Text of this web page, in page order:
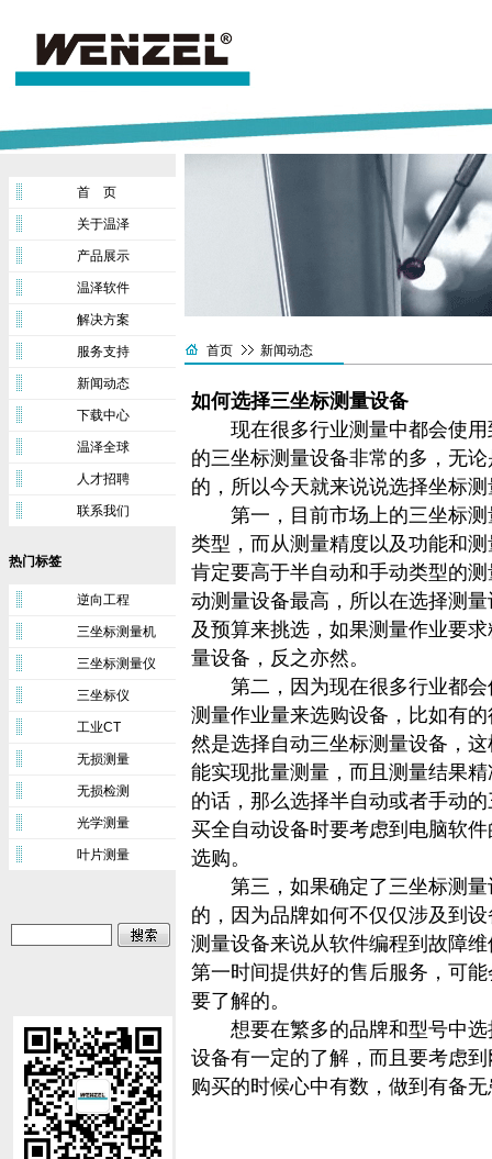
首 页
关于温泽
产品展示
温泽软件
解决方案
服务支持
新闻动态
下载中心
温泽全球
人才招聘
联系我们
热门标签
逆向工程
三坐标测量机
三坐标测量仪
三坐标仪
工业CT
无损测量
无损检测
光学测量
叶片测量
首页 新闻动态
如何选择三坐标测量设备
现在很多行业测量中都会使用
的三坐标测量设备非常的多，无
的，所以今天就来说说选择坐标
第一，目前市场上的三坐标测
类型，而从测量精度以及功能和
肯定要高于半自动和手动类型的
动测量设备最高，所以在选择测
及预算来挑选，如果测量作业要
量设备，反之亦然。
第二，因为现在很多行业都会
测量作业量来选购设备，比如有
然是选择自动三坐标测量设备，
能实现批量测量，而且测量结果
的话，那么选择半自动或者手动
买全自动设备时要考虑到电脑软
选购。
第三，如果确定了三坐标测量
的，因为品牌如何不仅仅涉及到
测量设备来说从软件编程到故障
第一时间提供好的售后服务，可
要了解的。
想要在繁多的品牌和型号中选
设备有一定的了解，而且要考虑
购买的时候心中有数，做到有备